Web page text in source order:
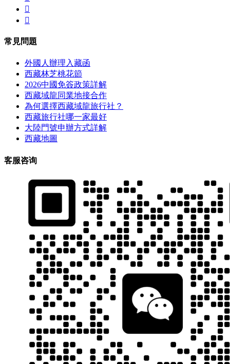


常見問題
外國人辦理入藏函
西藏林芝桃花節
2026中國免簽政策詳解
西藏域龍同業地接合作
為何選擇西藏域龍旅行社？
西藏旅行社哪一家最好
大陸門號申辦方式詳解
西藏地圖
客服咨询